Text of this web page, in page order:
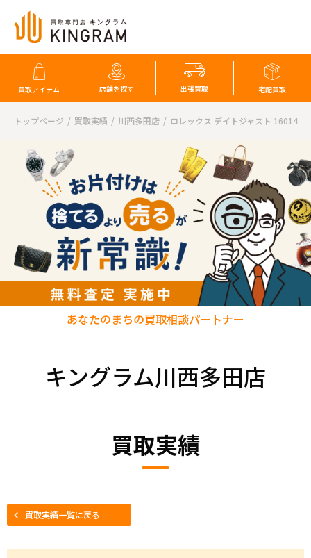
買取アイテム 店舗を探す 出張買取 宅配買取
トップページ 買取実績 川西多田店 ロレックス デイトジャスト 16014
キングラム川西多田店
あなたのまちの買取相談パートナー
買取実績
買取実績一覧に戻る